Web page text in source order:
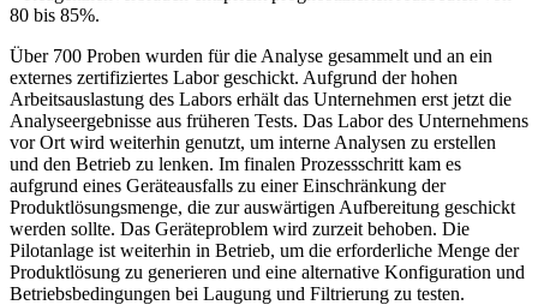
80 bis 85%.
Über 700 Proben wurden für die Analyse gesammelt und an ein
externes zertifiziertes Labor geschickt. Aufgrund der hohen
Arbeitsauslastung des Labors erhält das Unternehmen erst jetzt die
Analyseergebnisse aus früheren Tests. Das Labor des Unternehmens
vor Ort wird weiterhin genutzt, um interne Analysen zu erstellen
und den Betrieb zu lenken. Im finalen Prozessschritt kam es
aufgrund eines Geräteausfalls zu einer Einschränkung der
Produktlösungsmenge, die zur auswärtigen Aufbereitung geschickt
werden sollte. Das Geräteproblem wird zurzeit behoben. Die
Pilotanlage ist weiterhin in Betrieb, um die erforderliche Menge der
Produktlösung zu generieren und eine alternative Konfiguration und
Betriebsbedingungen bei Laugung und Filtrierung zu testen.